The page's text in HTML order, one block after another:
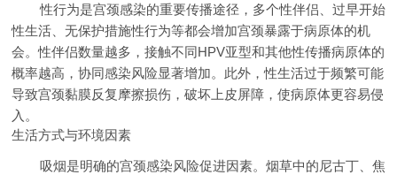
性行为是宫颈感染的重要传播途径，多个性伴侣、过早开始
性生活、无保护措施性行为等都会增加宫颈暴露于病原体的机
会。性伴侣数量越多，接触不同HPV亚型和其他性传播病原体的
概率越高，协同感染风险显著增加。此外，性生活过于频繁可能
导致宫颈黏膜反复摩擦损伤，破坏上皮屏障，使病原体更容易侵
入。
生活方式与环境因素
吸烟是明确的宫颈感染风险促进因素。烟草中的尼古丁、焦